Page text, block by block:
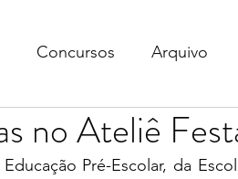
Concursos Arquivo
ebpol ubuntu
no Ateliê
Pré-Escolar, da